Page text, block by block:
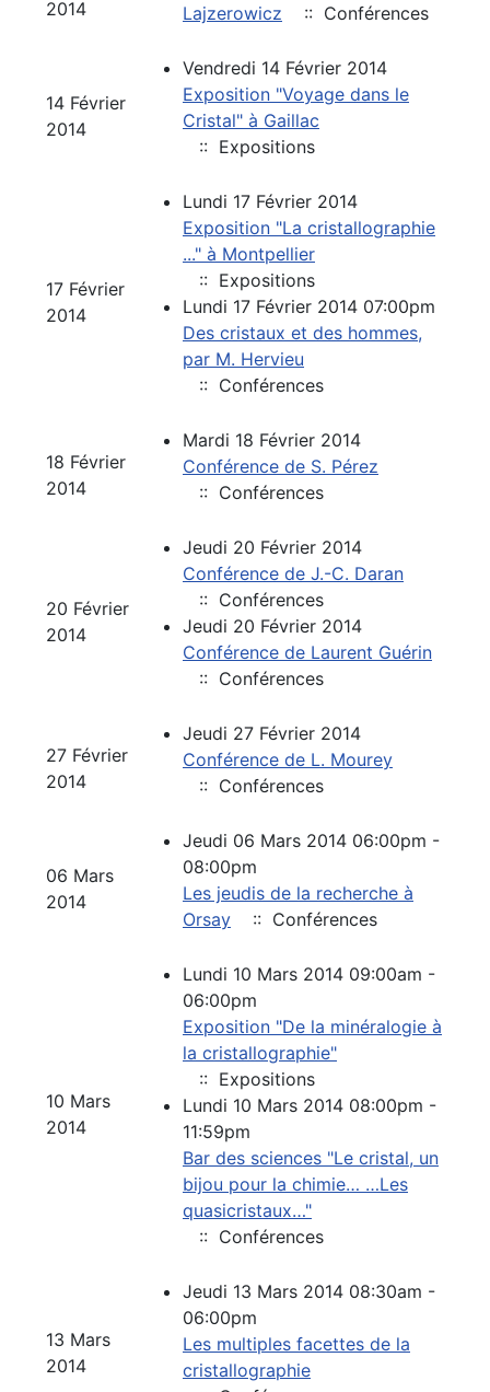
2014 Lajzerowicz :: Conférences
14 Février
2014
Vendredi 14 Février 2014
Exposition "Voyage dans le
Cristal" à Gaillac
:: Expositions
17 Février
2014
Lundi 17 Février 2014
Exposition "La cristallographie
..." à Montpellier
:: Expositions
Lundi 17 Février 2014 07:00pm
Des cristaux et des hommes,
par M. Hervieu
:: Conférences
18 Février
2014
Mardi 18 Février 2014
Conférence de S. Pérez
:: Conférences
20 Février
2014
Jeudi 20 Février 2014
Conférence de J.-C. Daran
:: Conférences
Jeudi 20 Février 2014
Conférence de Laurent Guérin
:: Conférences
27 Février
2014
Jeudi 27 Février 2014
Conférence de L. Mourey
:: Conférences
06 Mars
2014
Jeudi 06 Mars 2014 06:00pm -
08:00pm
Les jeudis de la recherche à
Orsay
:: Conférences
10 Mars
2014
Lundi 10 Mars 2014 09:00am -
06:00pm
Exposition "De la minéralogie à
la cristallographie"
:: Expositions
Lundi 10 Mars 2014 08:00pm -
11:59pm
Bar des sciences "Le cristal, un
bijou pour la chimie… …Les
quasicristaux…"
:: Conférences
13 Mars
2014
Jeudi 13 Mars 2014 08:30am -
06:00pm
Les multiples facettes de la
cristallographie